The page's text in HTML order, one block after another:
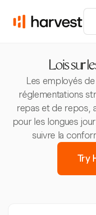
Lois sur
Les employés
réglementations
repas et de repos,
pour les longues
suivre la
Try